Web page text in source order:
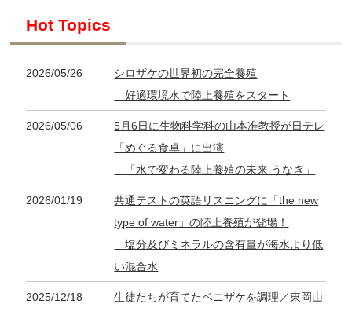
Hot Topics
2026/05/26
シロザケの世界初の完全養殖
好適環境水で陸上養殖をスタート
2026/05/06
5月6日に生物科学科の山本准教授が日テレ
「めぐる食卓」に出演
「水で変わる陸上養殖の未来 うなぎ」
2026/01/19
共通テストの英語リスニングに「the new
type of water」の陸上養殖が登場！
塩分及びミネラルの含有量が海水より低
い混合水
2025/12/18
生徒たちが育てたベニザケを調理／東岡山